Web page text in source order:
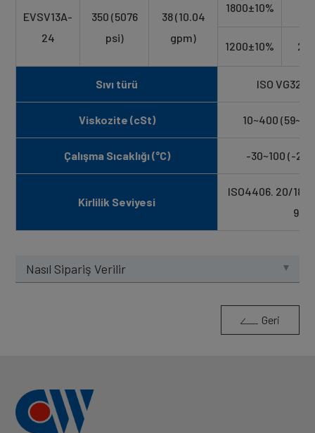
EVSV13A-
24
350 (5076
psi)
38 (10.04
gpm)
1800±10%
1200±10% 24
Sıvı türü ISO VG32,
Viskozite (cSt) 10~400
Çalışma Sıcaklığı (°C) -30~100 (-
Kirlilik Seviyesi
ISO4406. 20/18/
9
Nasıl Sipariş Verilir
Geri